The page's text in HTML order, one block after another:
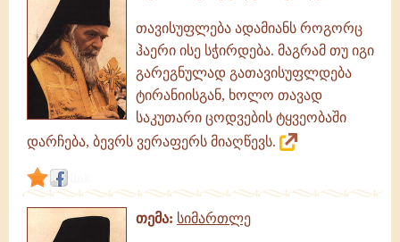
თავისუფლება ადამიანს როგორც
ჰაერი ისე სჭირდება. მაგრამ თუ იგი
გარეგნულად გათავისუფლდება
ტირანიისგან, ხოლო თავად
საკუთარი ცოდვების ტყვეობაში
დარჩება, ბევრს ვერაფერს მიაღწევს.
თემა: სიმართლე